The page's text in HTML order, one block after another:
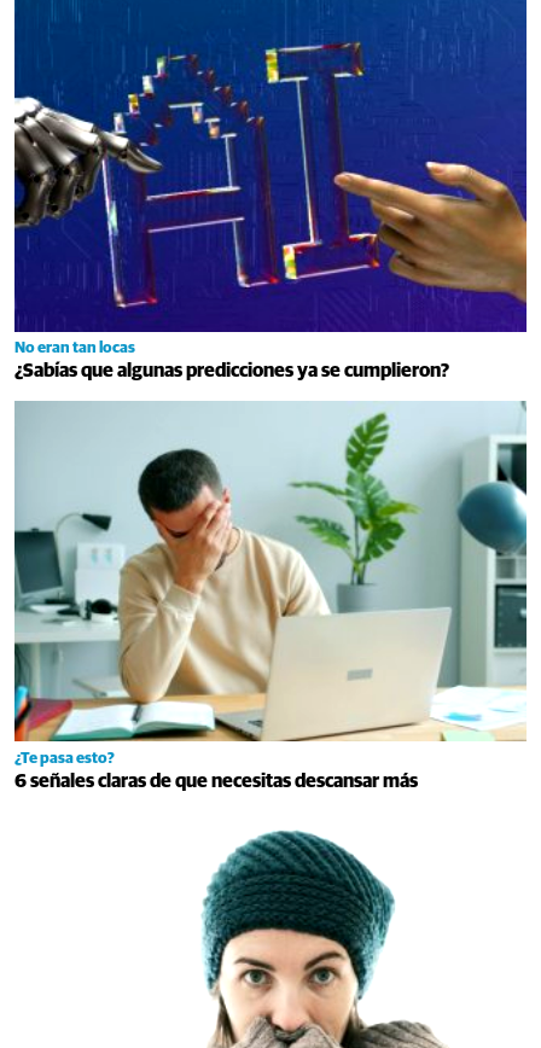
No eran tan locas
¿Sabías que algunas predicciones ya se cumplieron?
¿Te pasa esto?
6 señales claras de que necesitas descansar más